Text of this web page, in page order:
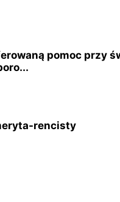
pomoc przy
rencisty